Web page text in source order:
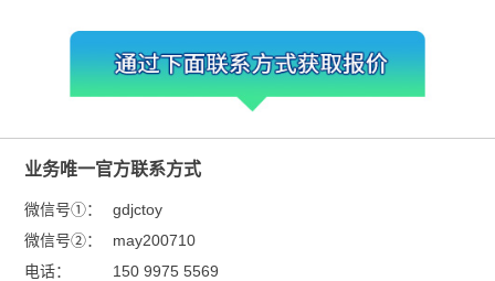
业务唯一官方联系方式
微信号①：
gdjctoy
微信号②：
may200710
电话：
150 9975 5569